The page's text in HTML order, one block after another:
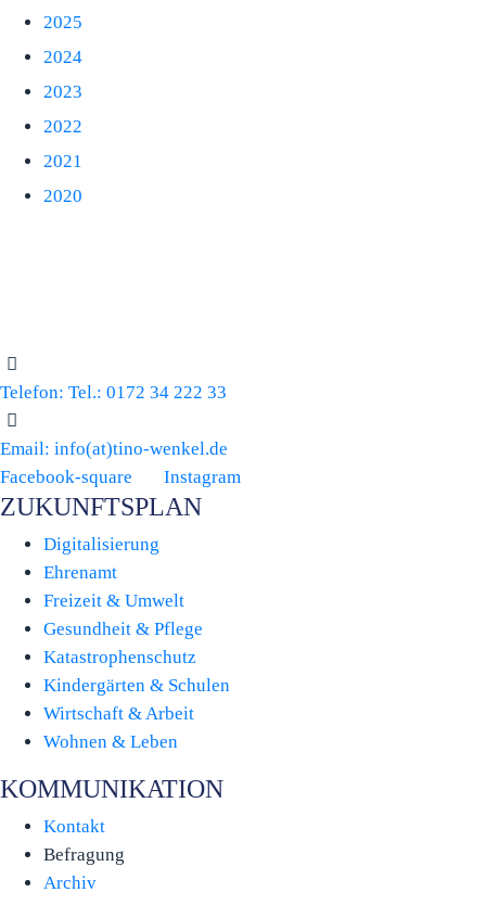
2025
2024
2023
2022
2021
2020
Telefon: Tel.: 0172 34 222 33
Email: info(at)tino-wenkel.de
Facebook-square
Instagram
ZUKUNFTSPLAN
Digitalisierung
Ehrenamt
Freizeit & Umwelt
Gesundheit & Pflege
Katastrophenschutz
Kindergärten & Schulen
Wirtschaft & Arbeit
Wohnen & Leben
KOMMUNIKATION
Kontakt
Befragung
Archiv